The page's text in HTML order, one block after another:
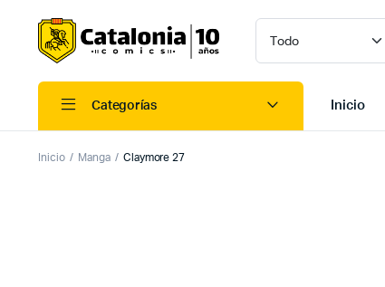
Categorías Inicio
Inicio Manga Claymore 27